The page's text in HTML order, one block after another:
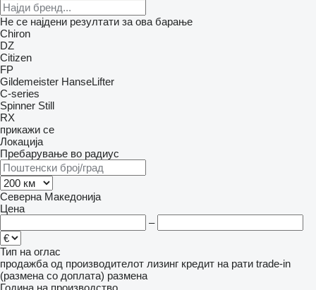
Не се најдени резултати за ова барање
Chiron
DZ
Citizen
FP
Gildemeister HanseLifter
C-series
Spinner Still
RX
прикажи се
Локација
Пребарување во радиус
Северна Македонија
Цена
–
Тип на оглас
продажба од производителот лизинг кредит на рати trade-in
(размена со доплата) размена
Година на производство